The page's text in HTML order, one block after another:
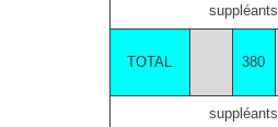
suppléants
TOTAL 380
suppléants